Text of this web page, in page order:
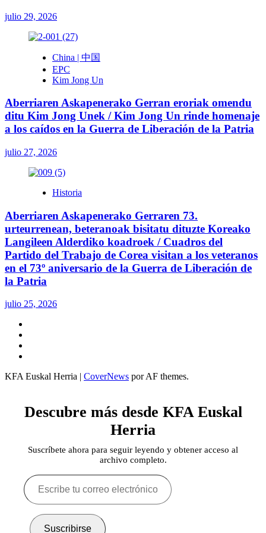
julio 29, 2026
China | 中国
EPC
Kim Jong Un
Aberriaren Askapenerako Gerran eroriak omendu
ditu Kim Jong Unek / Kim Jong Un rinde homenaje
a los caídos en la Guerra de Liberación de la Patria
julio 27, 2026
Historia
Aberriaren Askapenerako Gerraren 73.
urteurrenean, beteranoak bisitatu dituzte Koreako
Langileen Alderdiko koadroek / Cuadros del
Partido del Trabajo de Corea visitan a los veteranos
en el 73º aniversario de la Guerra de Liberación de
la Patria
julio 25, 2026
KFA Euskal Herria | CoverNews por AF themes.
Descubre más desde KFA Euskal
Herria
Suscríbete ahora para seguir leyendo y obtener acceso al
archivo completo.
Escribe
tu
correo
Suscribirse